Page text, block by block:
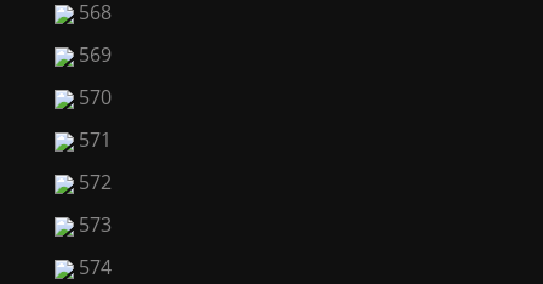
568
569
570
571
572
573
574